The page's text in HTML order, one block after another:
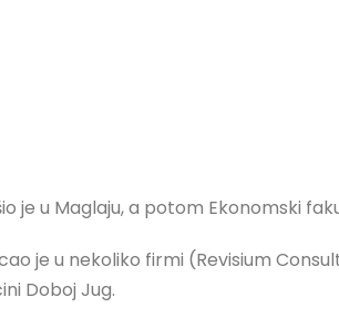
je u Maglaju, a potom Ekonomski
je u nekoliko firmi (Revisium
Doboj Jug.